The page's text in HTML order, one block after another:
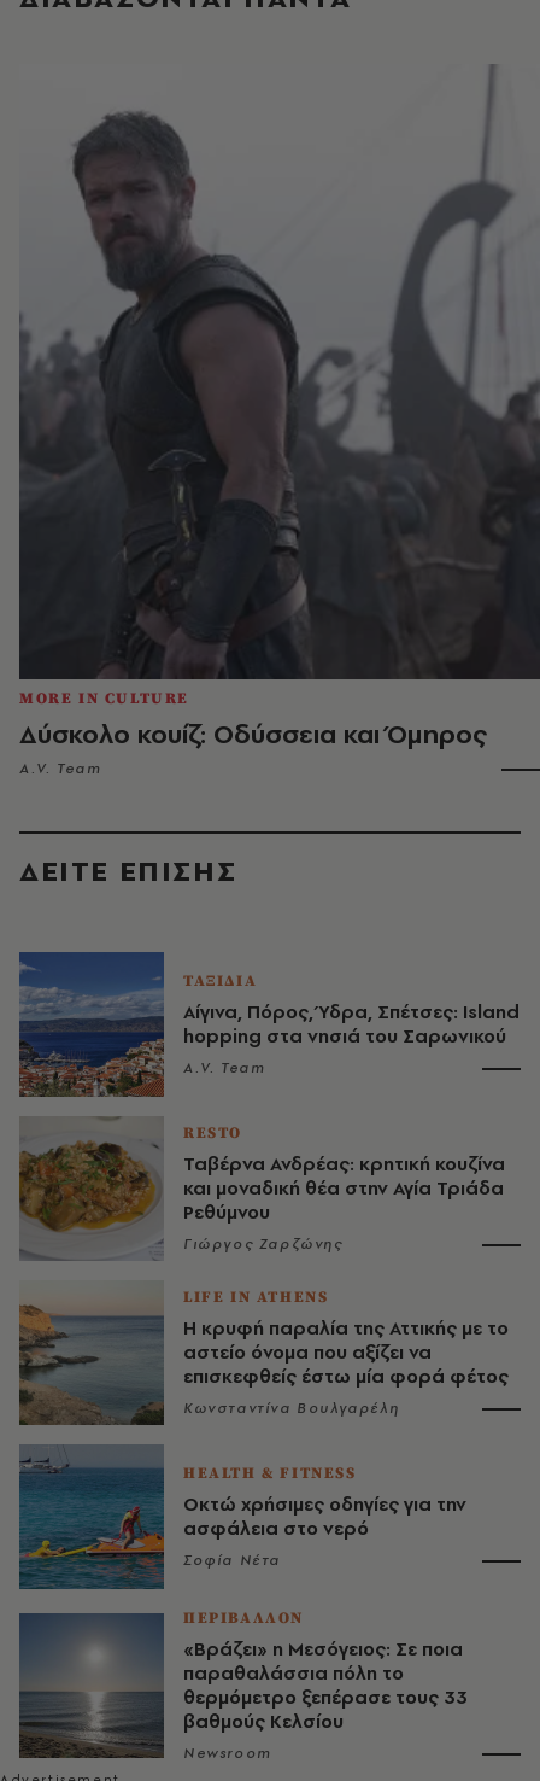
MORE IN CULTURE
Δύσκολο κουίζ: Οδύσσεια και Όμηρος
A.V. Team
ΔΕΙΤΕ ΕΠΙΣΗΣ
ΤΑΞΙΔΙΑ
Αίγινα, Πόρος, Ύδρα, Σπέτσες: Island
hopping στα νησιά του Σαρωνικού
A.V. Team
RESTO
Ταβέρνα Ανδρέας: κρητική κουζίνα
και μοναδική θέα στην Αγία Τριάδα
Ρεθύμνου
Γιώργος Ζαρζώνης
LIFE IN ATHENS
Η κρυφή παραλία της Αττικής με το
αστείο όνομα που αξίζει να
επισκεφθείς έστω μία φορά φέτος
Κωνσταντίνα Βουλγαρέλη
HEALTH & FITNESS
Οκτώ χρήσιμες οδηγίες για την
ασφάλεια στο νερό
Σοφία Νέτα
ΠΕΡΙΒΑΛΛΟΝ
«Βράζει» η Μεσόγειος: Σε ποια
παραθαλάσσια πόλη το
θερμόμετρο ξεπέρασε τους 33
βαθμούς Κελσίου
Newsroom